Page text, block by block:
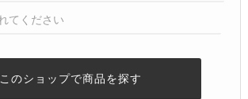
このショップで商品を探す